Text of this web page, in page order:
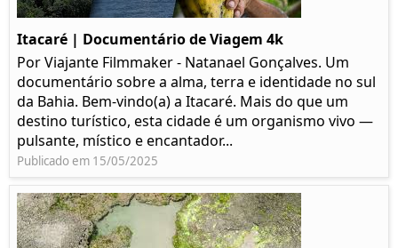
Itacaré | Documentário de Viagem 4k
Por Viajante Filmmaker - Natanael Gonçalves. Um
documentário sobre a alma, terra e identidade no sul
da Bahia. Bem-vindo(a) a Itacaré. Mais do que um
destino turístico, esta cidade é um organismo vivo —
pulsante, místico e encantador...
Publicado em 15/05/2025